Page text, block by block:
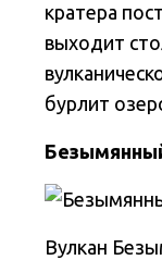
кратера
выходит
бурлит
Вулкан